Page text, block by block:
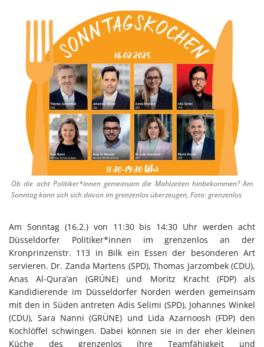
Ob die acht Politiker*innen gemeinsam die Mahlzeiten hinbekommen? Am
Sonntag kann sich sich davon im grenzenlos überzeugen, Foto: grenzenlos
Am Sonntag (16.2.) von 11:30 bis 14:30 Uhr werden acht
Düsseldorfer Politiker*innen im grenzenlos an der
Kronprinzenstr. 113 in Bilk ein Essen der besonderen Art
servieren. Dr. Zanda Martens (SPD), Thomas Jarzombek (CDU),
Anas Al-Qura’an (GRÜNE) und Moritz Kracht (FDP) als
Kandidierende im Düsseldorfer Norden werden gemeinsam
mit den in Süden antreten Adis Selimi (SPD), Johannes Winkel
(CDU), Sara Nanni (GRÜNE) und Lida Azarnoosh (FDP) den
Kochlöffel schwingen. Dabei können sie in der eher kleinen
Küche des grenzenlos ihre Teamfähigkeit und